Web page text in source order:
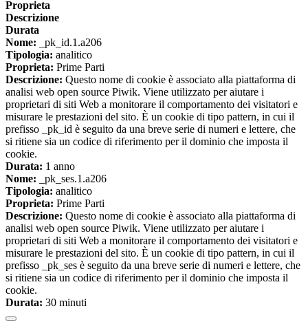
Proprieta
Descrizione
Durata
Nome: _pk_id.1.a206
Tipologia: analitico
Proprieta: Prime Parti
Descrizione: Questo nome di cookie è associato alla piattaforma di
analisi web open source Piwik. Viene utilizzato per aiutare i
proprietari di siti Web a monitorare il comportamento dei visitatori e
misurare le prestazioni del sito. È un cookie di tipo pattern, in cui il
prefisso _pk_id è seguito da una breve serie di numeri e lettere, che
si ritiene sia un codice di riferimento per il dominio che imposta il
cookie.
Durata: 1 anno
Nome: _pk_ses.1.a206
Tipologia: analitico
Proprieta: Prime Parti
Descrizione: Questo nome di cookie è associato alla piattaforma di
analisi web open source Piwik. Viene utilizzato per aiutare i
proprietari di siti Web a monitorare il comportamento dei visitatori e
misurare le prestazioni del sito. È un cookie di tipo pattern, in cui il
prefisso _pk_ses è seguito da una breve serie di numeri e lettere, che
si ritiene sia un codice di riferimento per il dominio che imposta il
cookie.
Durata: 30 minuti